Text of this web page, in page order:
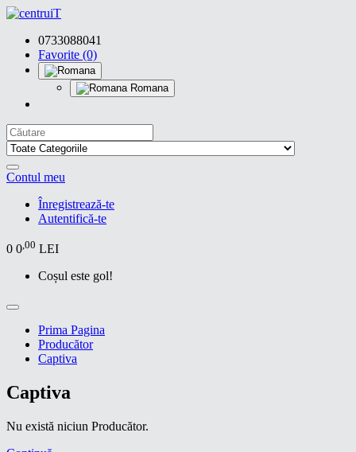
0733088041
Favorite (0)
Romana
Contul meu
Înregistrează-te
Autentifică-te
0 0,00 LEI
Coșul este gol!
Prima Pagina
Producător
Captiva
Captiva
Nu există niciun Producător.